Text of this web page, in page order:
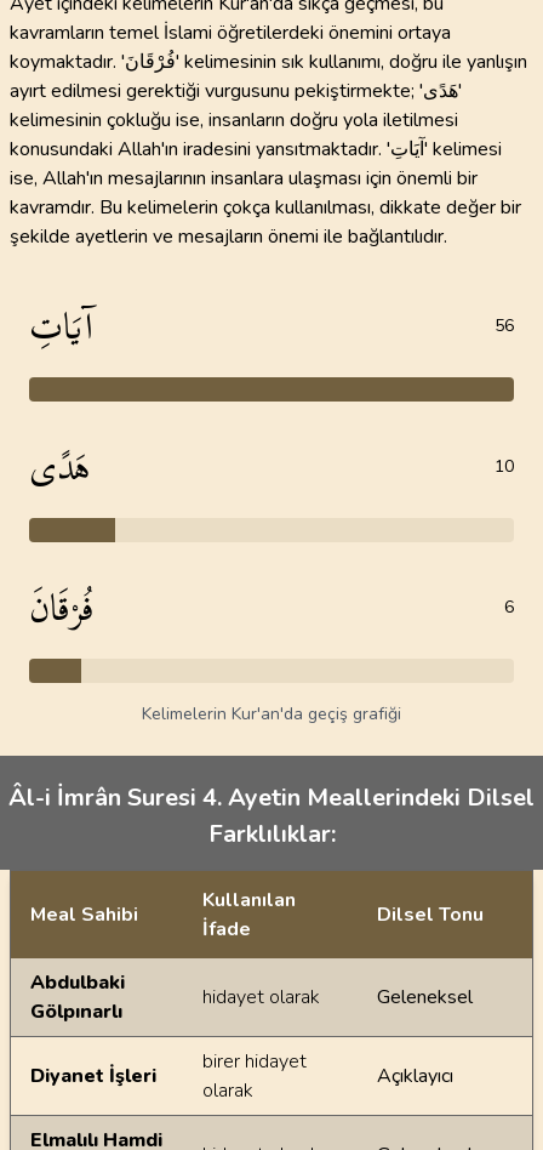
kavramların temel İslami öğretilerdeki önemini ortaya
koymaktadır. 'فُرْقَانَ' kelimesinin sık kullanımı, doğru ile yanlışın
ayırt edilmesi gerektiği vurgusunu pekiştirmekte; 'هَدًى'
kelimesinin çokluğu ise, insanların doğru yola iletilmesi
konusundaki Allah'ın iradesini yansıtmaktadır. 'آيَاتِ' kelimesi
ise, Allah'ın mesajlarının insanlara ulaşması için önemli bir
kavramdır. Bu kelimelerin çokça kullanılması, dikkate değer bir
şekilde ayetlerin ve mesajların önemi ile bağlantılıdır.
آيَاتِ 56
هَدًى 10
فُرْقَانَ 6
Kelimelerin Kur'an'da geçiş grafiği
Âl-i İmrân Suresi 4. Ayetin Meallerindeki Dilsel
Farklılıklar:
Ayetin meallerindeki dilsel farklılıklar
Meal Sahibi
Kullanılan
İfade
Dilsel Tonu
Abdulbaki
Gölpınarlı
hidayet olarak Geleneksel
Diyanet İşleri
birer hidayet
olarak
Açıklayıcı
Elmalılı Hamdi